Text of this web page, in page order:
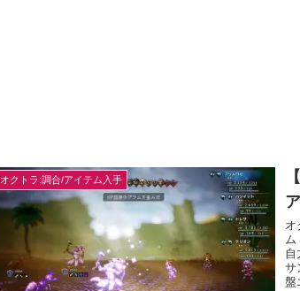
オクトラ:調合/アイテム入手
オ
ム
自
サ
盤